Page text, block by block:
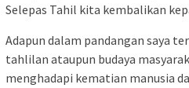
Selepas Tahil kita kembalikan
Adapun dalam pandangan saya
tahlilan ataupun budaya
menghadapi kematian manusia